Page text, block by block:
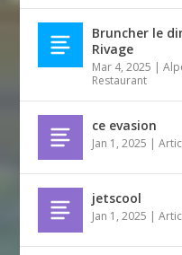
Bruncher le
Rivage
Mar 4, 2025 |
Restaurant
ce evasion
Jan 1, 2025 |
jetscool
Jan 1, 2025 |